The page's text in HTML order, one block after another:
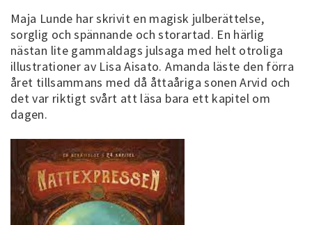
Maja Lunde har skrivit en magisk julberättelse,
sorglig och spännande och storartad. En härlig
nästan lite gammaldags julsaga med helt otroliga
illustrationer av Lisa Aisato. Amanda läste den förra
året tillsammans med då åttaåriga sonen Arvid och
det var riktigt svårt att läsa bara ett kapitel om
dagen.